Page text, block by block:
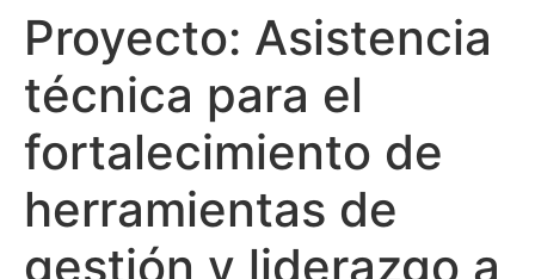
Proyecto: Asistencia
técnica para el
fortalecimiento de
herramientas de
gestión y liderazgo a